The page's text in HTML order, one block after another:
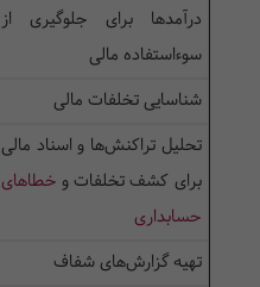
درآمدها برای جلوگیری از
سوءاستفاده مالی
شناسایی تخلفات مالی
تحلیل تراکنش‌ها و اسناد مالی
برای کشف تخلفات و خطاهای
حسابداری
تهیه گزارش‌های شفاف